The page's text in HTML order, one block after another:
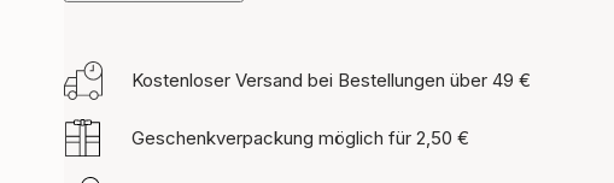
Kostenloser Versand bei Bestellungen über 49 €
Geschenkverpackung möglich für 2,50 €